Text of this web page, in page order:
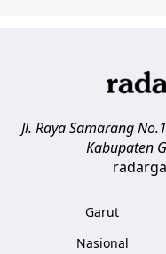
Jl. Raya Samarang
Kabupaten
Garut
Nasional